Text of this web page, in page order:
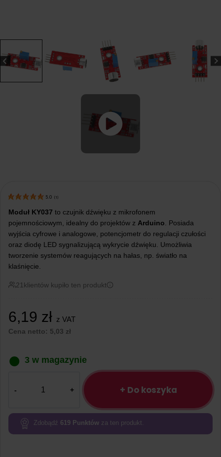
5.0 (1)
Moduł KY037 to czujnik dźwięku z mikrofonem
pojemnościowym, idealny do projektów z Arduino . Posiada
wyjścia cyfrowe i analogowe, potencjometr do regulacji czułości
oraz diodę LED sygnalizującą wykrycie dźwięku. Umożliwia
tworzenie systemów reagujących na hałas, np. światło na
klaśnięcie.
21 klientów kupiło ten produkt
6,19 zł z VAT
Cena netto: 5,03 zł
3 w magazynie
dźwięku
KY037
+ Do koszyka
Zdobądź 619 Punktów za ten produkt.